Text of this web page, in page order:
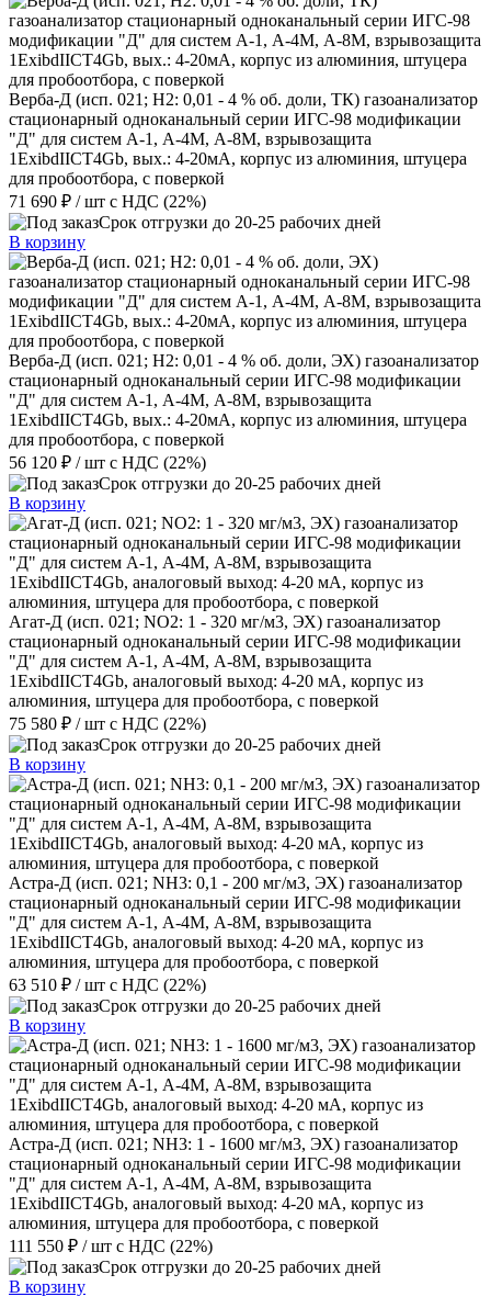
Верба-Д (исп. 021; H2: 0,01 - 4 % об. доли, ТК) газоанализатор
стационарный одноканальный серии ИГС-98 модификации
"Д" для систем А-1, А-4М, А-8М, взрывозащита
1ExibdIICT4Gb, вых.: 4-20мА, корпус из алюминия, штуцера
для пробоотбора, с поверкой
71 690 ₽ / шт с НДС (22%)
Срок отгрузки до 20-25 рабочих дней
В корзину
Верба-Д (исп. 021; H2: 0,01 - 4 % об. доли, ЭХ) газоанализатор
стационарный одноканальный серии ИГС-98 модификации
"Д" для систем А-1, А-4М, А-8М, взрывозащита
1ExibdIICT4Gb, вых.: 4-20мА, корпус из алюминия, штуцера
для пробоотбора, с поверкой
56 120 ₽ / шт с НДС (22%)
Срок отгрузки до 20-25 рабочих дней
В корзину
Агат-Д (исп. 021; NO2: 1 - 320 мг/м3, ЭХ) газоанализатор
стационарный одноканальный серии ИГС-98 модификации
"Д" для систем А-1, А-4М, А-8М, взрывозащита
1ExibdIICT4Gb, аналоговый выход: 4-20 мА, корпус из
алюминия, штуцера для пробоотбора, с поверкой
75 580 ₽ / шт с НДС (22%)
Срок отгрузки до 20-25 рабочих дней
В корзину
Астра-Д (исп. 021; NН3: 0,1 - 200 мг/м3, ЭХ) газоанализатор
стационарный одноканальный серии ИГС-98 модификации
"Д" для систем А-1, А-4М, А-8М, взрывозащита
1ExibdIICT4Gb, аналоговый выход: 4-20 мА, корпус из
алюминия, штуцера для пробоотбора, с поверкой
63 510 ₽ / шт с НДС (22%)
Срок отгрузки до 20-25 рабочих дней
В корзину
Астра-Д (исп. 021; NН3: 1 - 1600 мг/м3, ЭХ) газоанализатор
стационарный одноканальный серии ИГС-98 модификации
"Д" для систем А-1, А-4М, А-8М, взрывозащита
1ExibdIICT4Gb, аналоговый выход: 4-20 мА, корпус из
алюминия, штуцера для пробоотбора, с поверкой
111 550 ₽ / шт с НДС (22%)
Срок отгрузки до 20-25 рабочих дней
В корзину